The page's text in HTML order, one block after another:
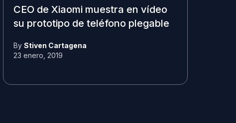
CEO de Xiaomi muestra en vídeo
su prototipo de teléfono plegable
By Stiven Cartagena
23 enero, 2019